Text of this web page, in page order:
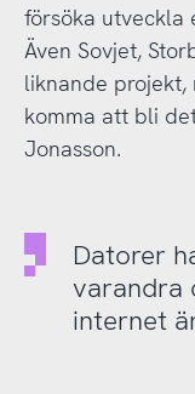
försöka utveckla
Även Sovjet,
liknande projekt,
komma att bli
Jonasson.
Datorer
varandra
internet